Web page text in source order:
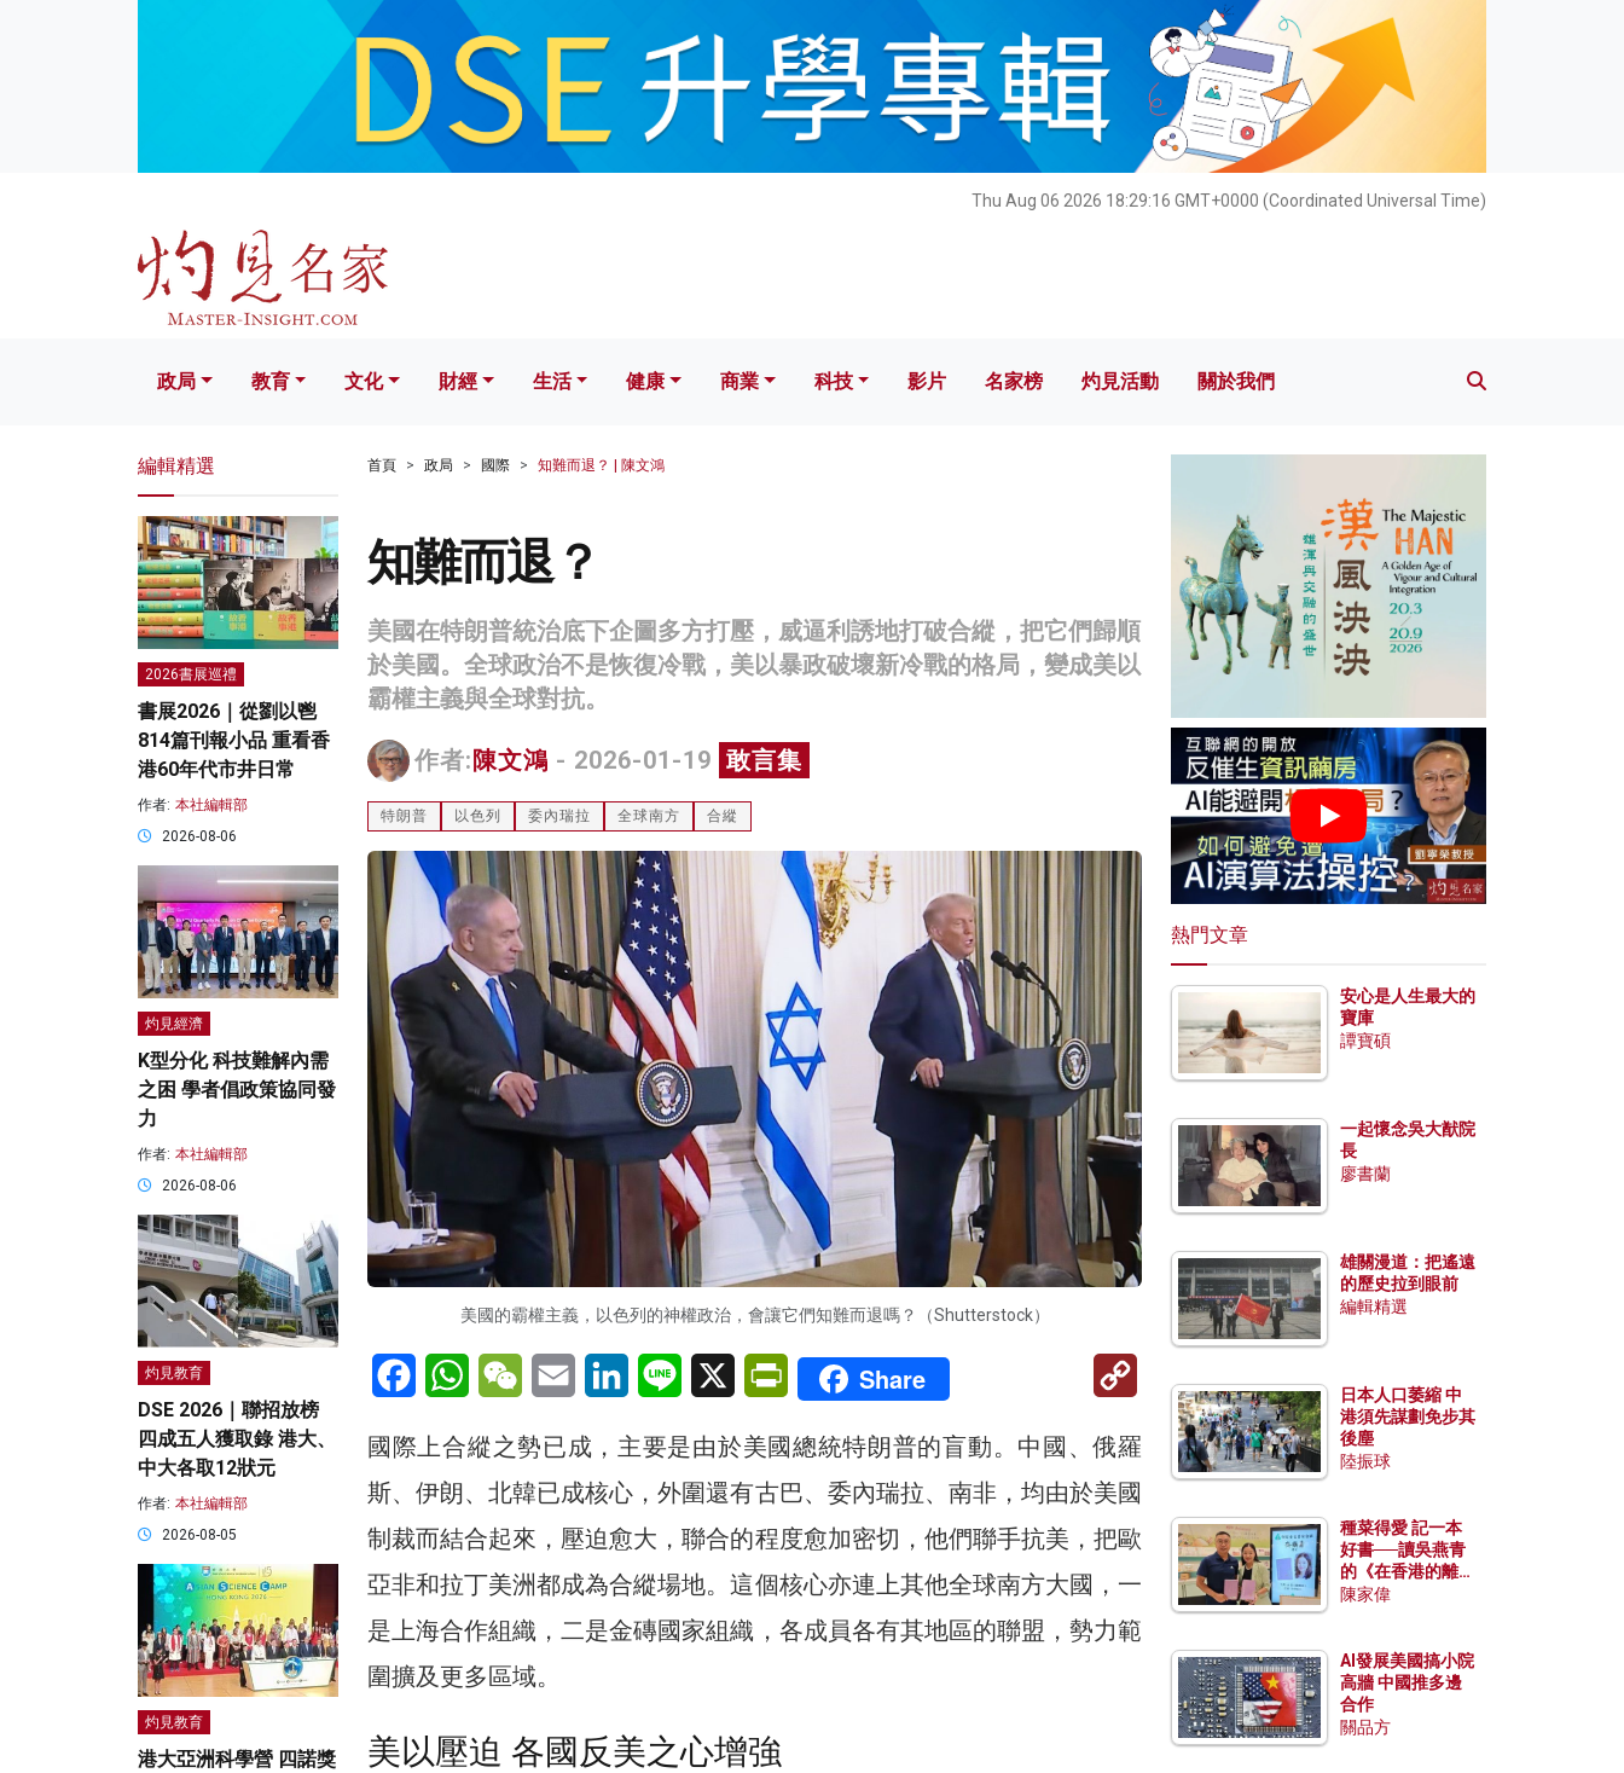
Thu Aug 06 2026 18:29:18 GMT+0000 (Coordinated Universal Time)
文化 財經 生活 健康 科技 影片 名家榜 灼見活動 關於我們
政局 教育 文化 財經 生活 健康 商業 科技 影片 名家榜 灼見活動 關於我們
首頁 政局 國際 知難而退？ | 陳文鴻
知難而退？
美國在特朗普統治底下企圖多方打壓，威逼利誘地打破合縱，把它們歸順
於美國。全球政治不是恢復冷戰，美以暴政破壞新冷戰的格局，變成美以
霸權主義與全球對抗。
作者: 陳文鴻 - 2026-01-19 敢言集
特朗普 以色列 委內瑞拉 全球南方 合縱
美國的霸權主義，以色列的神權政治，會讓它們知難而退嗎？（Shutterstock）
FacebookWhatsAppWeChatEmail LinkedInLine X PrintFriendly
Share
國際上合縱之勢已成，主要是由於美國總統特朗普的盲動。中國、俄羅
斯、伊朗、北韓已成核心，外圍還有古巴、委內瑞拉、南非，均由於美國
制裁而結合起來，壓迫愈大，聯合的程度愈加密切，他們聯手抗美，把歐
亞非和拉丁美洲都成為合縱場地。這個核心亦連上其他全球南方大國，一
是上海合作組織，二是金磚國家組織，各成員各有其地區的聯盟，勢力範
圍擴及更多區域。
美以壓迫 各國反美之心增強
編輯精選
2026書展巡禮
書展2026｜從劉以鬯
814篇刊報小品 重看香
港60年代市井日常
作者: 本社編輯部
2026-08-06
灼見經濟
K型分化 科技難解內需
之困 學者倡政策協同發
力
作者: 本社編輯部
2026-08-06
灼見教育
DSE 2026｜聯招放榜
四成五人獲取錄 港大、
中大各取12狀元
作者: 本社編輯部
2026-08-05
灼見教育
港大亞洲科學營 四諾獎
熱門文章
安心是人生最大的
寶庫
譚寶碩
一起懷念吳大猷院
長
廖書蘭
雄關漫道：把遙遠
的歷史拉到眼前
編輯精選
日本人口萎縮 中
港須先謀劃免步其
後塵
陸振球
種菜得愛 記一本
好書──讀吳燕青
的《在香港的離島
種菜》
陳家偉
AI發展美國搞小院
高牆 中國推多邊
合作
關品方